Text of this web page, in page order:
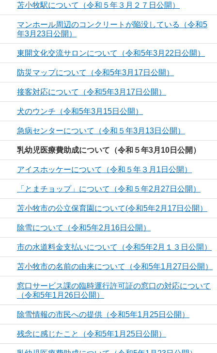
苫小牧駅について（令和５年３月２７日公開）
マンホール周辺のコンクリートが陥没している（令和5
年3月23日公開）
東開文化交流サロンについて（令和5年3月22日公開）
防災マップについて（令和5年3月17日公開）
接客対応について（令和5年3月17日公開）
犬のウンチ（令和5年3月15日公開）
急病センターについて（令和５年3月13日公開）
乳幼児医療費助成について（令和５年3月10日公開）
アイスホッケーについて（令和５年３月1日公開）
「とまチョップ」について（令和５年2月27日公開）
苫小牧市の公立保育園について(令和5年2月17日公開）
除雪について（令和5年2月16日公開）
市の水道料金支払いについて（令和5年2月１３日公開）
苫小牧市の名前の由来について（令和5年1月27日公開）
窓口サービス課の臨時運行許可証の窓口の対応について
（令和5年1月26日公開）
除雪情報の市民への提供（令和5年1月25日公開）
残念に感じたこと（令和5年1月25日公開）